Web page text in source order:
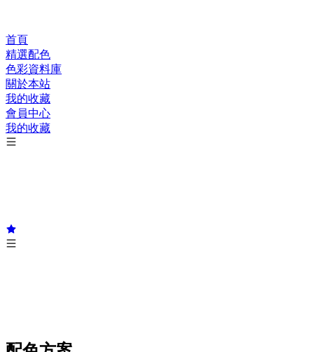
首頁
精選配色
色彩資料庫
關於本站
我的收藏
會員中心
我的收藏